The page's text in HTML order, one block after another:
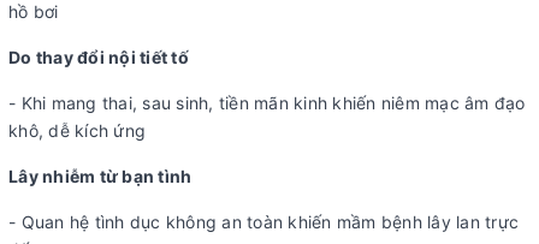
hồ bơi
Do thay đổi nội tiết tố
- Khi mang thai, sau sinh, tiền mãn kinh khiến niêm mạc âm đạo
khô, dễ kích ứng
Lây nhiễm từ bạn tình
- Quan hệ tình dục không an toàn khiến mầm bệnh lây lan trực